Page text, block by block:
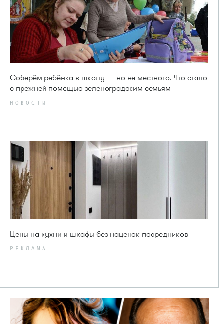
Соберём ребёнка в школу — но не местного. Что стало
с прежней помощью зеленоградским семьям
НОВОСТИ
Цены на кухни и шкафы без наценок посредников
РЕКЛАМА